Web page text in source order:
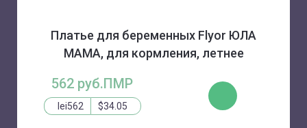
Платье для беременных Flyor ЮЛА
МАМА, для кормления, летнее
562 руб.ПМР
lei562 $34.05
КУПИТЬ